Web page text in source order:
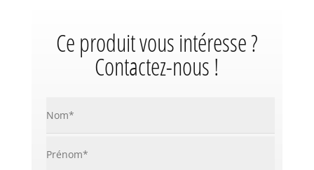
Ce produit vous intéresse ?
Contactez-nous !